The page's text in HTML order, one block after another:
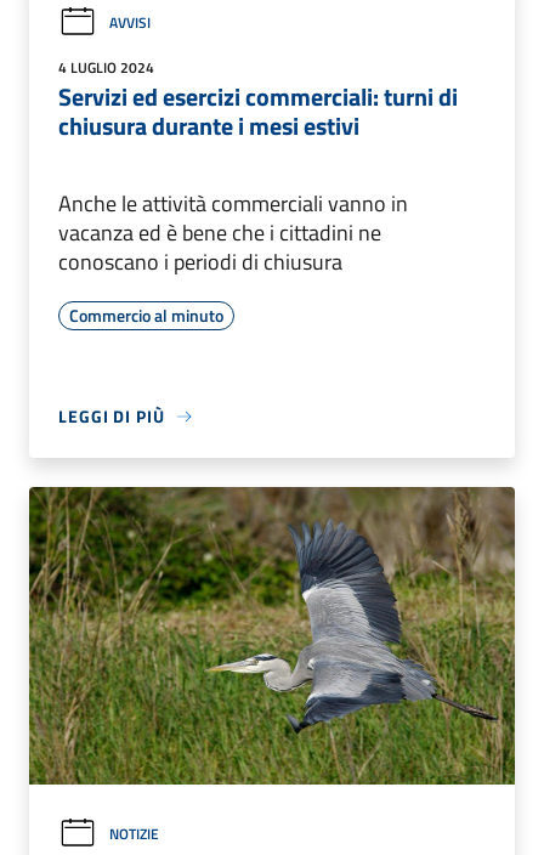
AVVISI
4 LUGLIO 2024
Servizi ed esercizi commerciali: turni di
chiusura durante i mesi estivi
Anche le attività commerciali vanno in
vacanza ed è bene che i cittadini ne
conoscano i periodi di chiusura
Commercio al minuto
LEGGI DI PIÙ
NOTIZIE